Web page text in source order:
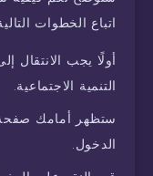
اتباع الخطوات
أولًا يجب الانتقال
التنمية الاجتماعية.
ستظهر أمامك
الدخول.